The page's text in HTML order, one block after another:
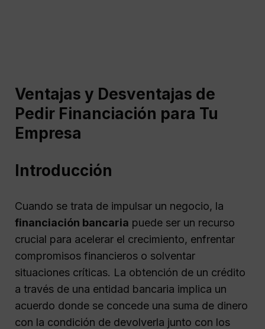
Ventajas y Desventajas de
Pedir Financiación para Tu
Empresa
Introducción
Cuando se trata de impulsar un negocio, la
financiación bancaria puede ser un recurso
crucial para acelerar el crecimiento, enfrentar
compromisos financieros o solventar
situaciones críticas. La obtención de un crédito
a través de una entidad bancaria implica un
acuerdo donde se concede una suma de dinero
con la condición de devolverla junto con los